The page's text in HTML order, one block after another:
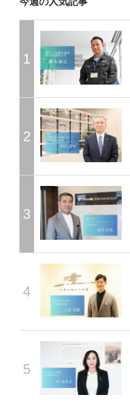
1
2
3
4
5